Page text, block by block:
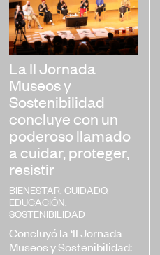
La II Jornada
Museos y
Sostenibilidad
concluye con un
poderoso llamado
a cuidar, proteger,
resistir
BIENESTAR,CUIDADO,
EDUCACIÓN,
SOSTENIBILIDAD
Concluyó la ‘II Jornada
Museos y Sostenibilidad: